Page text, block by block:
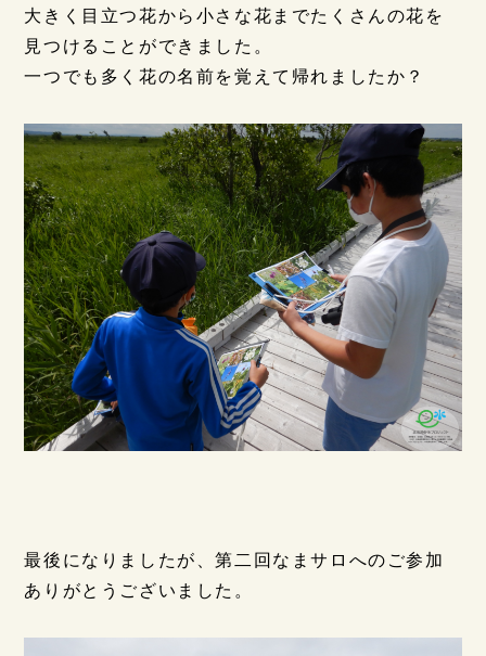
大きく目立つ花から小さな花までたくさんの花を
見つけることができました。
一つでも多く花の名前を覚えて帰れましたか？
最後になりましたが、第二回なまサロへのご参加
ありがとうございました。